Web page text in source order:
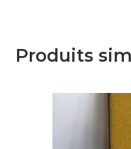
Produits